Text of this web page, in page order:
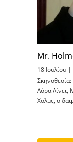
Mr.
18 Ιουλίου |
Λόρα Λίνεϊ,
Χολμς, ο